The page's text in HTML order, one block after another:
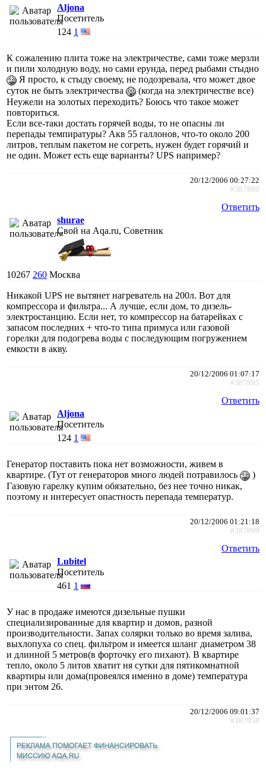
Aljona
Посетитель
124 1
К сожалению плита тоже на электричестве, сами тоже мерзли
и пили холодную воду, но сами ерунда, перед рыбами стыдно
Я просто, к стыду своему, не подозревала, что может двое
суток не быть электричества
(когда на электричестве все)
Неужели на золотых переходить? Боюсь что такое может
повториться.
Если все-таки достать горячей воды, то не опасны ли
перепады темпиратуры? Акв 55 галлонов, что-то около 200
литров, теплым пакетом не согреть, нужен будет горячий и
не один. Может есть еще варианты? UPS например?
20/12/2006 00:27:22
#387880
Ответить
shurae
Свой на Aqa.ru, Советник
10267 260 Москва
Никакой UPS не вытянет нагреватель на 200л. Вот для
компрессора и фильтра... А лучше, если дом, то дизель-
электростанцию. Если нет, то компрессор на батарейках с
запасом последних + что-то типа примуса или газовой
горелки для подогрева воды с последующим погружением
емкости в акву.
20/12/2006 01:07:17
#387895
Ответить
Aljona
Посетитель
124 1
Генератор поставить пока нет возможности, живем в
квартире. (Тут от генераторов много людей потравилось
)
Газовую гарелку купим обязательно, без нее точно никак,
поэтому и интересует опастность перепада температур.
20/12/2006 01:21:18
#387899
Ответить
Lubitel
Посетитель
461 1
У нас в продаже имеются дизельные пушки
специализированные для квартир и домов, разной
производительности. Запах солярки только во время залива,
выхлопуха со спец. фильтром и имеется шланг диаметром 38
и длинной 5 метров(в форточку его пихают). В квартире
тепло, около 5 литов хватит ня сутки для пятикомнатной
квартиры или дома(провеялся именно в доме) температура
при энтом 26.
20/12/2006 09:01:37
#387958